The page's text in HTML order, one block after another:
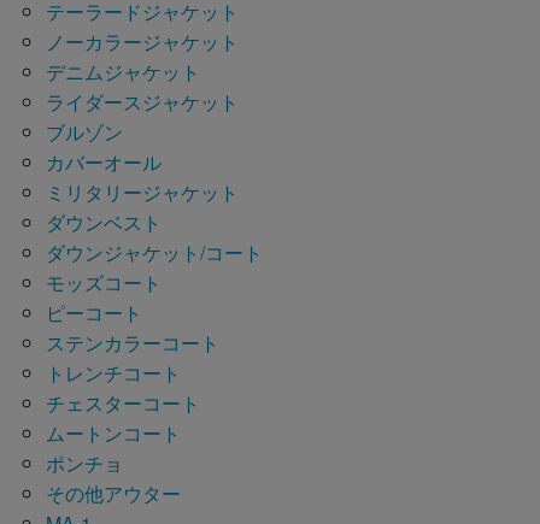
テーラードジャケット
ノーカラージャケット
デニムジャケット
ライダースジャケット
ブルゾン
カバーオール
ミリタリージャケット
ダウンベスト
ダウンジャケット/コート
モッズコート
ピーコート
ステンカラーコート
トレンチコート
チェスターコート
ムートンコート
ポンチョ
その他アウター